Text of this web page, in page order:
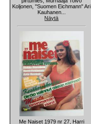
Koljonen, "Suomen Eichmann" Ari
Kauhanen...
Näytä
Me Naiset 1979 nr 27, Harri